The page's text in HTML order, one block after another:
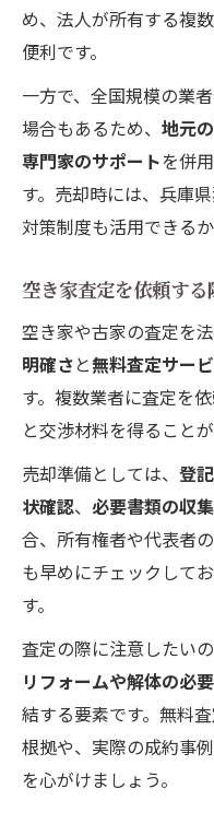
め、法人が所有する複
便利です。
一方で、全国規模の業
場合もあるため、 地元
専門家のサポートを併
す。売却時には、兵庫
対策制度も活用できる
空き家査定を依頼す
空き家や古家の査定を
明確さと無料査定サー
す。複数業者に査定を
と交渉材料を得ることが
売却準備としては、 登
状確認、 必要書類の収集
合、所有権者や代表者
も早めにチェックして
す。
査定の際に注意したいの
リフォームや解体の必
結する要素です。無料
根拠や、実際の成約事
を心がけましょう。